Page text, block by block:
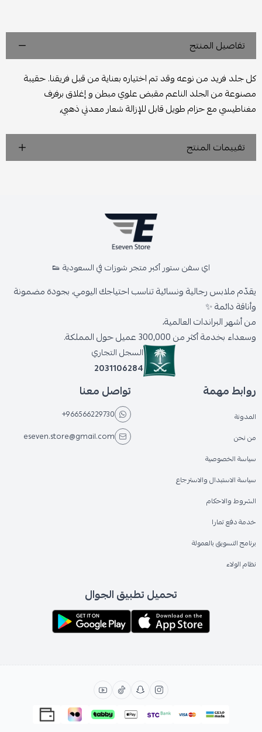
تفاصيل المنتج
كل جلد فريد من نوعه وقد تم اختياره بعناية من قبل فريقنا. حقيبة
مصنوعة من الجلد الناعم مقبض علوي مبطن و إغلاق برفرف
مغناطيسي مع حزام طويل قابل للإزالة شعار معدني ذهبي,
تقييمات المنتج
اي سفن ستور أكبر متجر شوزات في السعودية 👟
يقدّم ملابس رجالية ونسائية تناسب احتياجك اليومي، بجودة مضمونة
وأناقة دائمة ✨
من أشهر البراندات العالمية،
وسعداء بخدمة أكثر من 300,000 عميل حول المملكة.
السجل التجاري
2031106284
روابط مهمة
المدونة
من نحن
سياسة الخصوصية
سياسة الاستبدال والاسترجاع
الشروط والاحكام
خدمة دفع تمارا
برنامج التسويق بالعمولة
نظام الولاء
تواصل معنا
+966566229730
eseven.store@gmail.com
تحميل تطبيق الجوال